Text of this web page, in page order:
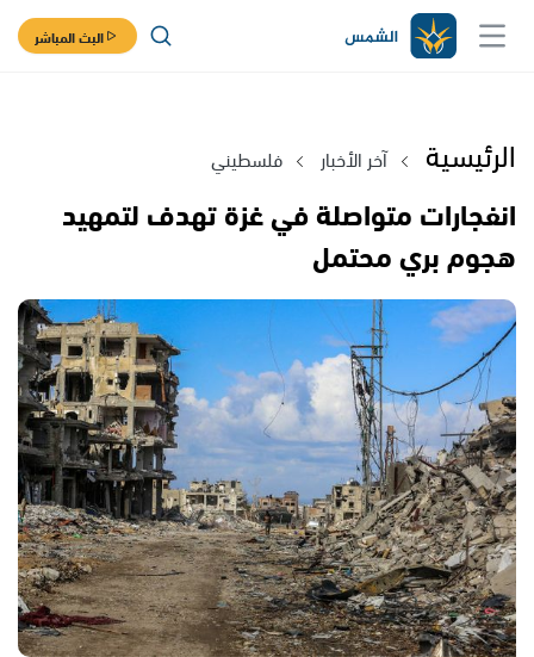
البث المباشر
الرئيسية آخر الأخبار فلسطيني
انفجارات متواصلة في غزة تهدف لتمهيد
هجوم بري محتمل